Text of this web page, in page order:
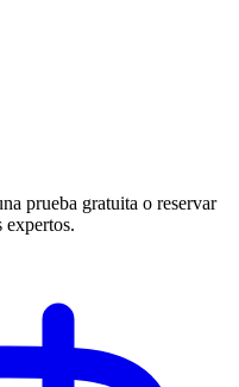
prueba gratuita o reservar
expertos.